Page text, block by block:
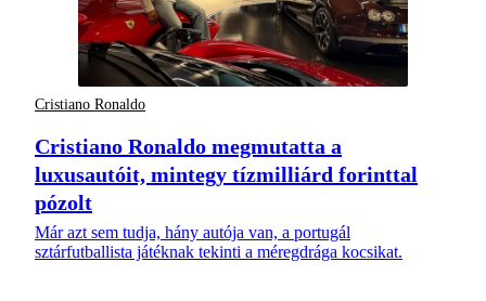
Cristiano Ronaldo
Cristiano Ronaldo megmutatta a
luxusautóit, mintegy tízmilliárd forinttal
pózolt
Már azt sem tudja, hány autója van, a portugál
sztárfutballista játéknak tekinti a méregdrága kocsikat.